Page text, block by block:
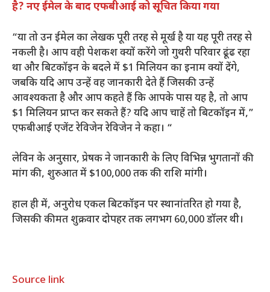
है? नए ईमेल के बाद एफबीआई को सूचित किया गया
“या तो उन ईमेल का लेखक पूरी तरह से मूर्ख है या यह पूरी तरह से
नकली है। आप वही पेशकश क्यों करेंगे जो गुथरी परिवार ढूंढ रहा
था और बिटकॉइन के बदले में $1 मिलियन का इनाम क्यों देंगे,
जबकि यदि आप उन्हें वह जानकारी देते हैं जिसकी उन्हें
आवश्यकता है और आप कहते हैं कि आपके पास यह है, तो आप
$1 मिलियन प्राप्त कर सकते हैं? यदि आप चाहें तो बिटकॉइन में,”
एफबीआई एजेंट रेविजेन रेविजेन ने कहा। “
लेविन के अनुसार, प्रेषक ने जानकारी के लिए विभिन्न भुगतानों की
मांग की, शुरुआत में $100,000 तक की राशि मांगी।
हाल ही में, अनुरोध एकल बिटकॉइन पर स्थानांतरित हो गया है,
जिसकी कीमत शुक्रवार दोपहर तक लगभग 60,000 डॉलर थी।
Source link